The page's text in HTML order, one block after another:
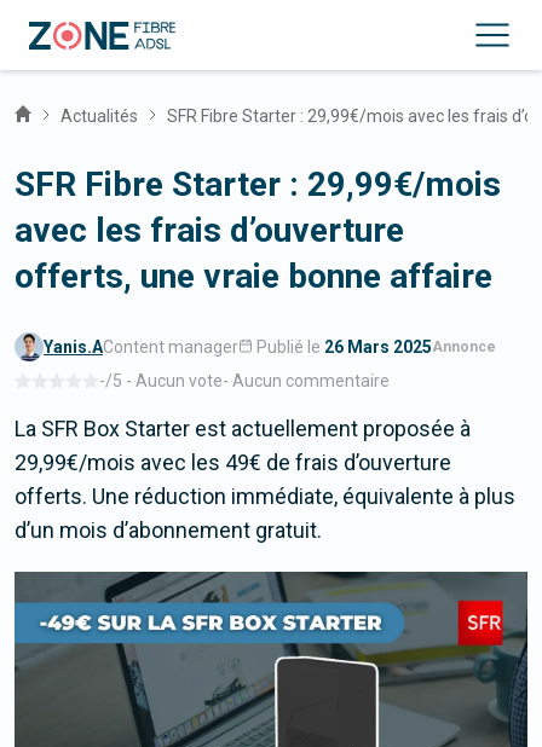
Actualités SFR Fibre Starter : 29,99€/mois avec les frais
SFR Fibre Starter : 29,99€/mois
avec les frais d’ouverture
offerts, une vraie bonne affaire
Yanis.AContent manager Publié le 26 Mars 2025
-/5 - Aucun vote- Aucun commentaire
La SFR Box Starter est actuellement proposée à
29,99€/mois avec les 49€ de frais d’ouverture
offerts. Une réduction immédiate, équivalente à plus
d’un mois d’abonnement gratuit.